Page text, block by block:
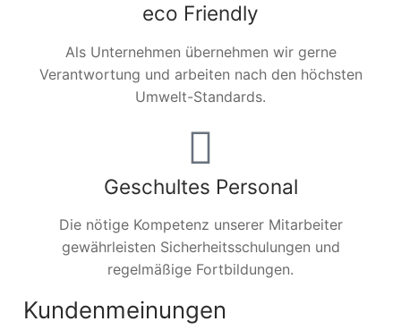
eco Friendly
Als Unternehmen übernehmen wir gerne
Verantwortung und arbeiten nach den höchsten
Umwelt-Standards.
Geschultes Personal
Die nötige Kompetenz unserer Mitarbeiter
gewährleisten Sicherheitsschulungen und
regelmäßige Fortbildungen.
Kundenmeinungen